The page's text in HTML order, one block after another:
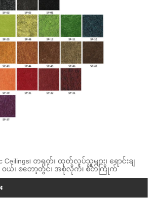
Ceilings၊ တရုတ်၊ ထုတ်လုပ်သူများ၊ ရောင်းချ
၊ ဝယ်၊ စတော့တွင်၊ အစုလိုက်၊ စိတ်ကြိုက်